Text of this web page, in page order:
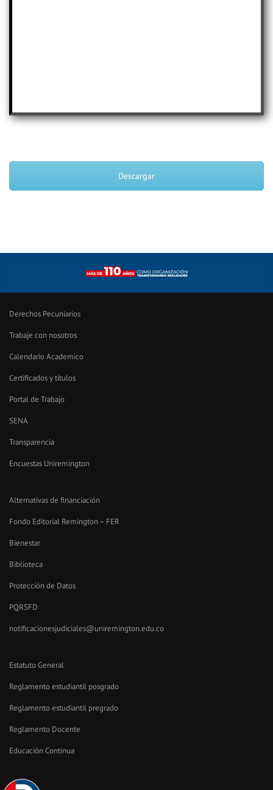
Descargar
Derechos Pecuniarios
Trabaje con nosotros
Calendario Academico
Certificados y títulos
Portal de Trabajo
SENA
Transparencia
Encuestas Uniremington
Alternativas de financiación
Fondo Editorial Remington – FER
Bienestar
Biblioteca
Protección de Datos
PQRSFD
notificacionesjudiciales@uniremington.edu.co
Estatuto General
Reglamento estudiantil posgrado
Reglamento estudiantil pregrado
Reglamento Docente
Educación Continua